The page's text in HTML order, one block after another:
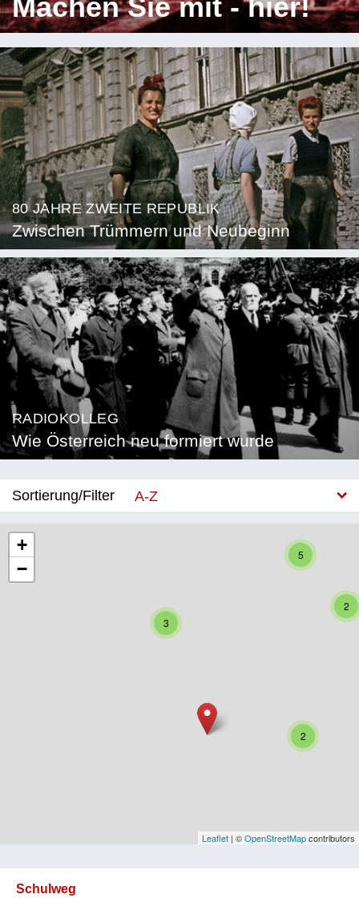
Machen Sie mit - hier!
80 JAHRE ZWEITE REPUBLIK
Zwischen Trümmern und Neubeginn
RADIOKOLLEG
Wie Österreich neu formiert wurde
Sortierung/Filter
A-Z
Kärnten
Oberösterreich
Vorarlberg
2
5
2
3
+
−
Leaflet | ©OpenStreetMapcontributors
Schulweg